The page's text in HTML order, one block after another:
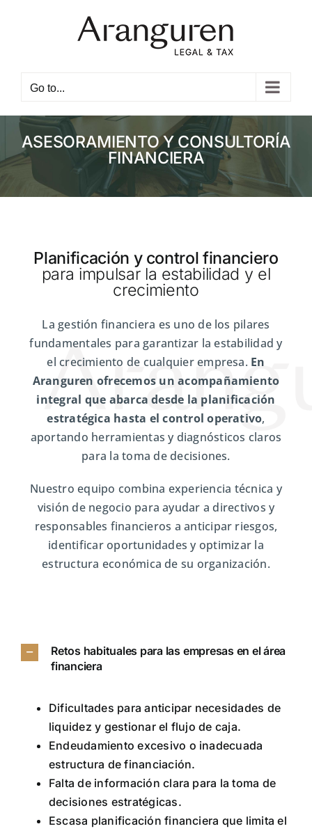
Open toolbar
Go to...
ASESORAMIENTO Y CONSULTORÍA
FINANCIERA
Planificación y control financiero
para impulsar la estabilidad y el
crecimiento
La gestión financiera es uno de los pilares
fundamentales para garantizar la estabilidad y
el crecimiento de cualquier empresa. En
Aranguren ofrecemos un acompañamiento
integral que abarca desde la planificación
estratégica hasta el control operativo,
aportando herramientas y diagnósticos claros
para la toma de decisiones.
Nuestro equipo combina experiencia técnica y
visión de negocio para ayudar a directivos y
responsables financieros a anticipar riesgos,
identificar oportunidades y optimizar la
estructura económica de su organización.
Retos habituales para las empresas en el área
financiera
Dificultades para anticipar necesidades de
liquidez y gestionar el flujo de caja.
Endeudamiento excesivo o inadecuada
estructura de financiación.
Falta de información clara para la toma de
decisiones estratégicas.
Escasa planificación financiera que limita el